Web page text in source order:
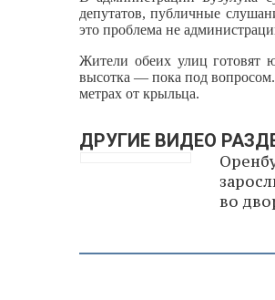
депутатов, публичные
это проблема не
Жители обеих улиц готовят
высотка — пока под
метрах от крыльца.
ДРУГИЕ ВИДЕО
во